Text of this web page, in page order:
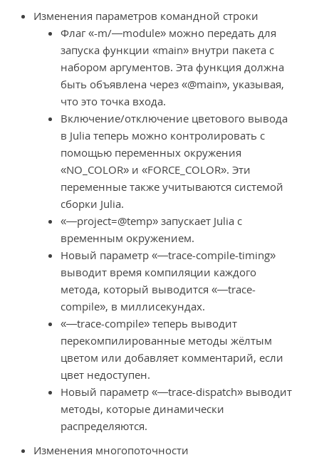
Изменения параметров командной строки
Флаг «-m/—module» можно передать для
запуска функции «main» внутри пакета с
набором аргументов. Эта функция должна
быть объявлена через «@main», указывая,
что это точка входа.
Включение/отключение цветового вывода
в Julia теперь можно контролировать с
помощью переменных окружения
«NO_COLOR» и «FORCE_COLOR». Эти
переменные также учитываются системой
сборки Julia.
«—project=@temp» запускает Julia с
временным окружением.
Новый параметр «—trace-compile-timing»
выводит время компиляции каждого
метода, который выводится «—trace-
compile», в миллисекундах.
«—trace-compile» теперь выводит
перекомпилированные методы жёлтым
цветом или добавляет комментарий, если
цвет недоступен.
Новый параметр «—trace-dispatch» выводит
методы, которые динамически
распределяются.
Изменения многопоточности